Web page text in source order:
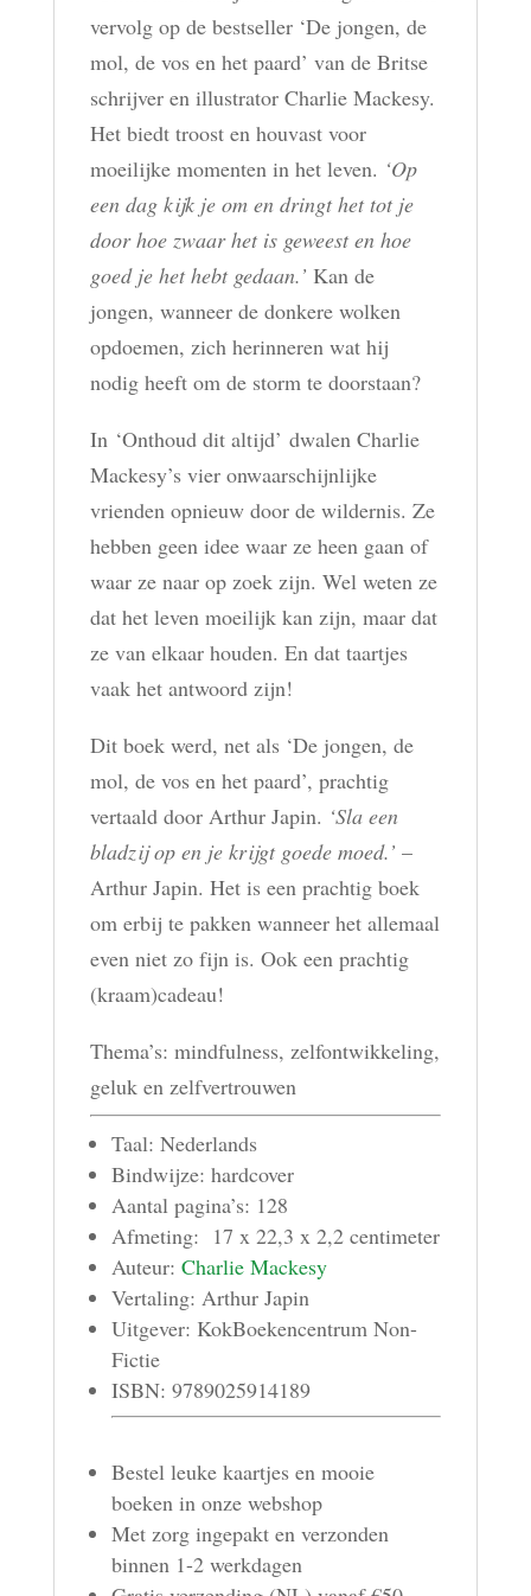
vervolg op de bestseller ‘De jongen, de
mol, de vos en het paard’ van de Britse
schrijver en illustrator Charlie Mackesy.
Het biedt troost en houvast voor
moeilijke momenten in het leven. ‘Op
een dag kijk je om en dringt het tot je
door hoe zwaar het is geweest en hoe
goed je het hebt gedaan.’ Kan de
jongen, wanneer de donkere wolken
opdoemen, zich herinneren wat hij
nodig heeft om de storm te doorstaan?
In ‘Onthoud dit altijd’ dwalen Charlie
Mackesy’s vier onwaarschijnlijke
vrienden opnieuw door de wildernis. Ze
hebben geen idee waar ze heen gaan of
waar ze naar op zoek zijn. Wel weten ze
dat het leven moeilijk kan zijn, maar dat
ze van elkaar houden. En dat taartjes
vaak het antwoord zijn!
Dit boek werd, net als ‘De jongen, de
mol, de vos en het paard’, prachtig
vertaald door Arthur Japin. ‘Sla een
bladzij op en je krijgt goede moed.’ –
Arthur Japin. Het is een prachtig boek
om erbij te pakken wanneer het allemaal
even niet zo fijn is. Ook een prachtig
(kraam)cadeau!
Thema’s: mindfulness, zelfontwikkeling,
geluk en zelfvertrouwen
Taal: Nederlands
Bindwijze: hardcover
Aantal pagina’s: 128
Afmeting: 17 x 22,3 x 2,2 centimeter
Auteur: Charlie Mackesy
Vertaling: Arthur Japin
Uitgever: KokBoekencentrum Non-
Fictie
ISBN: 9789025914189
Bestel leuke kaartjes en mooie
boeken in onze webshop
Met zorg ingepakt en verzonden
binnen 1-2 werkdagen